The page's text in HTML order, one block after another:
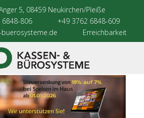
5, 08459 Neukirchen/Pleiße
806
+49 3762 6848-609
Erreichbarkeit